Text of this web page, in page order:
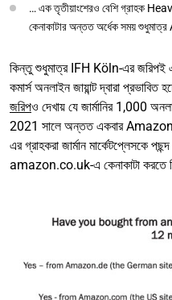
… এক তৃতীয়াংশেরও বেশি গ্রাহক
কেনাকাটার অন্তত অর্ধেক সময়
কিন্তু শুধুমাত্র IFH Köln-এর জরিপই এই
কমার্স অনলাইন জায়ান্ট দ্বারা প্রভাবিত
জরিপও দেখায় যে জার্মানির 1,000
2021 সালে অন্তত একবার
এর গ্রাহকরা জার্মান মার্কেটপ্লেসকে
amazon.co.uk-এ কেনাকাটা করতে